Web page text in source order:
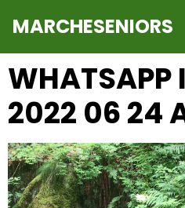
MARCHESENIORS
WHATSAPP
2022 06 24